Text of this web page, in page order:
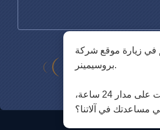
في زيارة موقع شركة
بروسيمينر.
هذه خدمة عبر الإنترنت على مدار 24 ساعة،
مساعدتك في آلاتنا؟